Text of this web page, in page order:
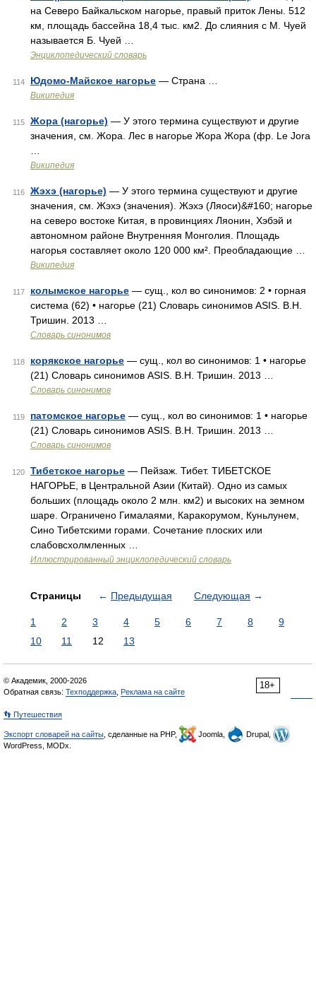
на Северо Байкальском нагорье, правый приток Лены. 512
км, площадь бассейна 18,4 тыс. км2. До слияния с М. Чуей
называется Б. Чуей …
Энциклопедический словарь
114 Юдомо-Майское нагорье — Страна …
Википедия
115 Жора (нагорье) — У этого термина существуют и другие
значения, см. Жора. Лес в нагорье Жора Жора (фр. Le Jora
Википедия
116 Жэхэ (нагорье) — У этого термина существуют и другие
значения, см. Жэхэ (значения). Жэхэ (Ляоси)&#160; нагорье
на северо востоке Китая, в провинциях Ляонин, Хэбэй и
автономном районе Внутренняя Монголия. Площадь
нагорья составляет около 120 000 км². Преобладающие …
Википедия
117 колымское нагорье — сущ., кол во синонимов: 2 • горная
система (62) • нагорье (21) Словарь синонимов ASIS. В.Н.
Тришин. 2013 …
Словарь синонимов
118 корякское нагорье — сущ., кол во синонимов: 1 • нагорье
(21) Словарь синонимов ASIS. В.Н. Тришин. 2013 …
Словарь синонимов
119 патомское нагорье — сущ., кол во синонимов: 1 • нагорье
(21) Словарь синонимов ASIS. В.Н. Тришин. 2013 …
Словарь синонимов
120 Тибетское нагорье — Пейзаж. Тибет. ТИБЕТСКОЕ
НАГОРЬЕ, в Центральной Азии (Китай). Одно из самых
больших (площадь около 2 млн. км2) и высоких на земном
шаре. Ограничено Гималаями, Каракорумом, Куньлунем,
Сино Тибетскими горами. Сочетание плоских или
слабовсхолмленных …
Иллюстрированный энциклопедический словарь
Страницы ← Предыдущая Следующая →
1 2 3 4 5 6 7 8
9
10
11 12 13
18+
© Академик, 2000-2026
Обратная связь: Техподдержка Реклама на сайте
👣 Путешествия
Экспорт словарей на сайты , сделанные на PHP, Joomla,
Drupal,
WordPress, MODx.